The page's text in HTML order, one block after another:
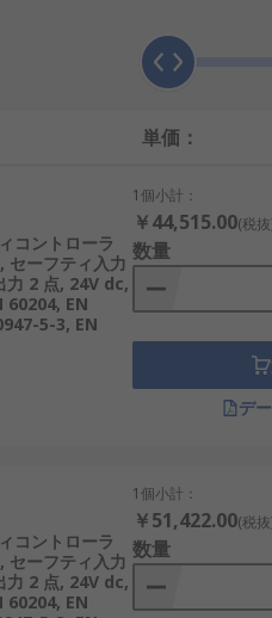
の用途においてライトカーテ
用途、及び飲食料品業界で
重要な役割を果たします。
単価：
コントローラ
セーフティ入力
力 2 点, 24V dc,
60204, EN
5-3, EN
1個小計：
￥44,515.00(税
数量
デ
コントローラ
セーフティ入力
力 2 点, 24V dc,
60204, EN
1個小計：
￥51,422.00(税
数量